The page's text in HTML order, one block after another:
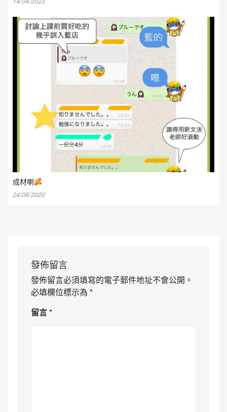
成材喇
24/06/2020
發佈留言
發佈留言必須填寫的電子郵件地址不會公開。
必填欄位標示為 *
留言*